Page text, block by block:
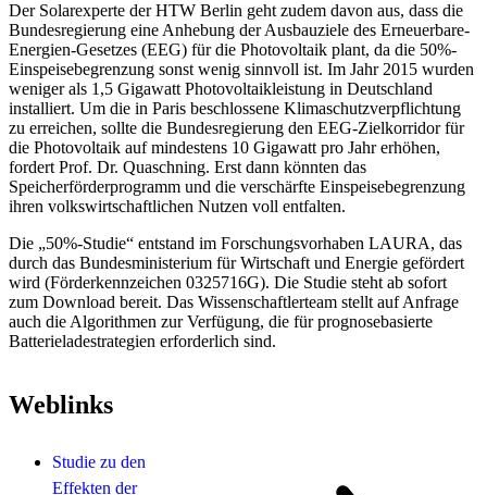
Der Solarexperte der HTW Berlin geht zudem davon aus, dass die
Bundesregierung eine Anhebung der Ausbauziele des Erneuerbare-
Energien-Gesetzes (EEG) für die Photovoltaik plant, da die 50%-
Einspeisebegrenzung sonst wenig sinnvoll ist. Im Jahr 2015 wurden
weniger als 1,5 Gigawatt Photovoltaikleistung in Deutschland
installiert. Um die in Paris beschlossene Klimaschutzverpflichtung
zu erreichen, sollte die Bundesregierung den EEG-Zielkorridor für
die Photovoltaik auf mindestens 10 Gigawatt pro Jahr erhöhen,
fordert Prof. Dr. Quaschning. Erst dann könnten das
Speicherförderprogramm und die verschärfte Einspeisebegrenzung
ihren volkswirtschaftlichen Nutzen voll entfalten.
Die „50%-Studie“ entstand im Forschungsvorhaben LAURA, das
durch das Bundesministerium für Wirtschaft und Energie gefördert
wird (Förderkennzeichen 0325716G). Die Studie steht ab sofort
zum Download bereit. Das Wissenschaftlerteam stellt auf Anfrage
auch die Algorithmen zur Verfügung, die für prognosebasierte
Batterieladestrategien erforderlich sind.
Weblinks
Studie zu den
Effekten der